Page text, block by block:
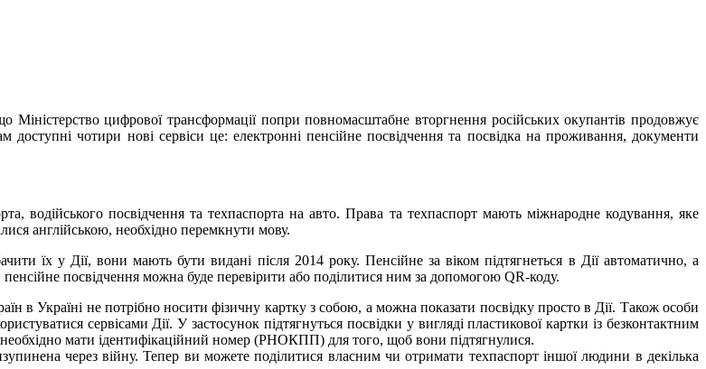
Міністерство цифрової трансформації попри повномасштабне вторгнення російських окупантів продовжує
доступні чотири нові сервіси це: електронні пенсійне посвідчення та посвідка на проживання, документи
водійського посвідчення та техпаспорта на авто. Права та техпаспорт мають міжнародне кодування, яке
англійською, необхідно перемкнути мову.
їх у Дії, вони мають бути видані після 2014 року. Пенсійне за віком підтягнеться в Дії автоматично, а
посвідчення можна буде перевірити або поділитися ним за допомогою QR-коду.
в Україні не потрібно носити фізичну картку з собою, а можна показати посвідку просто в Дії. Також особи
сервісами Дії. У застосунок підтягнуться посвідки у вигляді пластикової картки із безконтактним
мати ідентифікаційний номер (РНОКПП) для того, щоб вони підтягнулися.
через війну. Тепер ви можете поділитися власним чи отримати техпаспорт іншої людини в декілька